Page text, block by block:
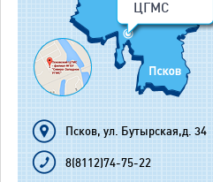
ЦГМС
Псков, ул. Бутырская,д. 34
8(8112)74-75-22